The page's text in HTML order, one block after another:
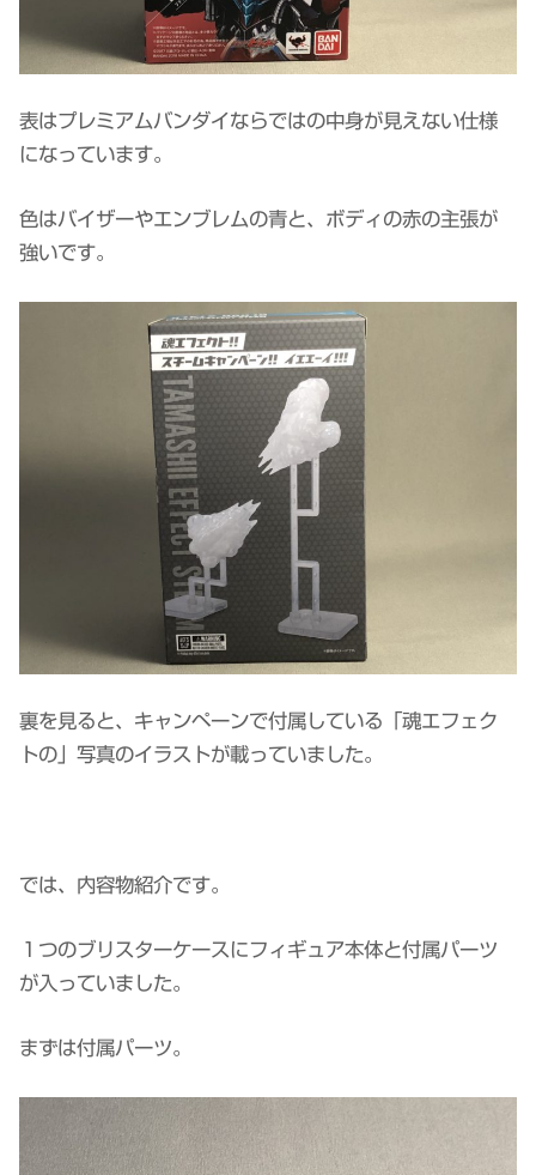
表はプレミアムバンダイならではの中身が見えない仕様
になっています。
色はバイザーやエンブレムの青と、ボディの赤の主張が
強いです。
裏を見ると、キャンペーンで付属している「魂エフェク
トの」写真のイラストが載っていました。
では、内容物紹介です。
１つのブリスターケースにフィギュア本体と付属パーツ
が入っていました。
まずは付属パーツ。